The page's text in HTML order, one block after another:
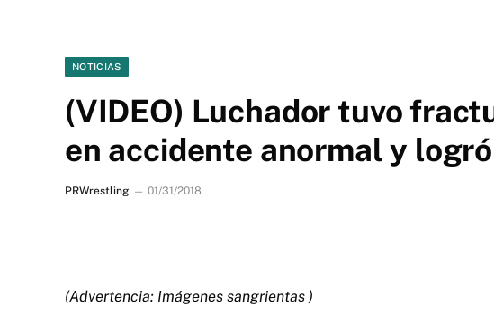
NOTICIAS
(VIDEO) Luchador tuvo
en accidente anormal y
PRWrestling 01/31/2018
(Advertencia: Imágenes sangrientas )